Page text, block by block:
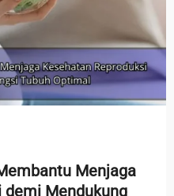
Menjaga
demi Mendukung